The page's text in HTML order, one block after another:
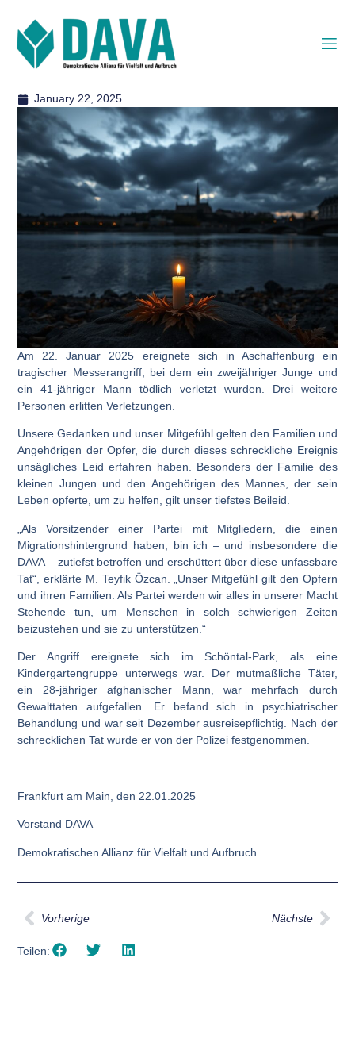
January 22, 2025
Am 22. Januar 2025 ereignete sich in Aschaffenburg ein
tragischer Messerangriff, bei dem ein zweijähriger Junge und
ein 41-jähriger Mann tödlich verletzt wurden. Drei weitere
Personen erlitten Verletzungen.
Unsere Gedanken und unser Mitgefühl gelten den Familien und
Angehörigen der Opfer, die durch dieses schreckliche Ereignis
unsägliches Leid erfahren haben. Besonders der Familie des
kleinen Jungen und den Angehörigen des Mannes, der sein
Leben opferte, um zu helfen, gilt unser tiefstes Beileid.
„Als Vorsitzender einer Partei mit Mitgliedern, die einen
Migrationshintergrund haben, bin ich – und insbesondere die
DAVA – zutiefst betroffen und erschüttert über diese unfassbare
Tat“, erklärte M. Teyfik Özcan. „Unser Mitgefühl gilt den Opfern
und ihren Familien. Als Partei werden wir alles in unserer Macht
Stehende tun, um Menschen in solch schwierigen Zeiten
beizustehen und sie zu unterstützen.“
Der Angriff ereignete sich im Schöntal-Park, als eine
Kindergartengruppe unterwegs war. Der mutmaßliche Täter,
ein 28-jähriger afghanischer Mann, war mehrfach durch
Gewalttaten aufgefallen. Er befand sich in psychiatrischer
Behandlung und war seit Dezember ausreisepflichtig. Nach der
schrecklichen Tat wurde er von der Polizei festgenommen.
Frankfurt am Main, den 22.01.2025
Vorstand DAVA
Demokratischen Allianz für Vielfalt und Aufbruch
Vorherige Nächste
Teilen: